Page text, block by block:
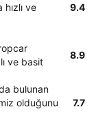
ve
9.4
ve basit
8.9
bulunan
olduğunu
7.7